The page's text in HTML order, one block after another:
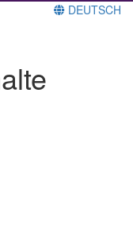
DEUTSCH